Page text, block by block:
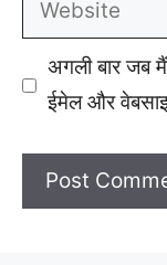
अगली बार जब
ईमेल और